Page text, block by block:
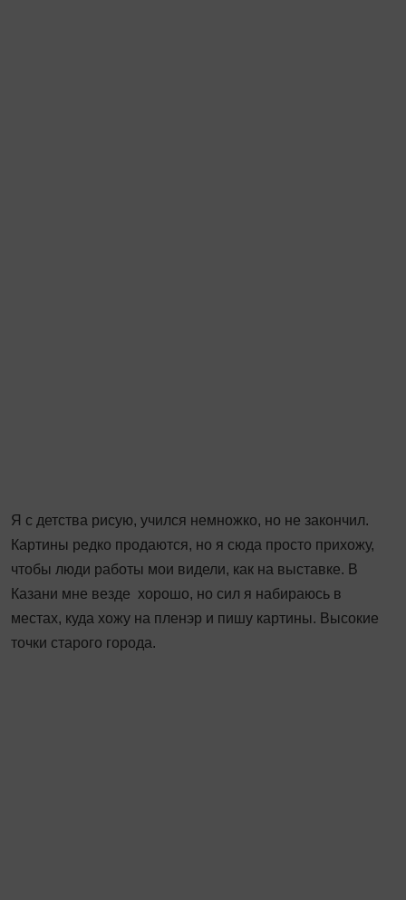
Я с детства рисую, учился немножко, но не закончил.
Картины редко продаются, но я сюда просто прихожу,
чтобы люди работы мои видели, как на выставке. В
Казани мне везде хорошо, но сил я набираюсь в
местах, куда хожу на пленэр и пишу картины. Высокие
точки старого города.